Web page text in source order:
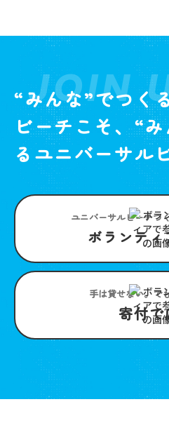
JOIN
“みんな”でつく
ビーチこそ、“
るユニバーサル
ユニバーサルビーチつ
ボランティ
手は貸せない。で
寄付で